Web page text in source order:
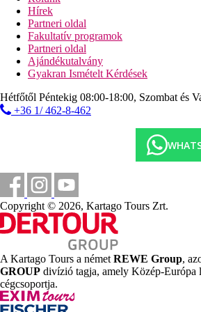
Gyermekek
Pacsirtamedence, játszótér, miniklub,
felár ellenében (kérésre).
Kártyák
VISA, EC/MC.
https://www.sentido.com/en/Sentido-
Akadálymentes közlekedés a területen.
Internet
Ingyenes: Wi-Fi a szállodában.
Hivatalos kategória
4 csillag
Jegyzet
A felsorolt szolgáltatások és
befolyásolhatják az adott úti célon
Hírek
Partneri oldal
Fakultatív programok
Partneri oldal
Ajándékutalvány
Gyakran Ismételt Kérdések
Hétfőtől Péntekig 08:00-18:00, Szombat és
+36 1/ 462-8-462
Copyright © 2026, Kartago Tours Zrt.
A Kartago Tours a német REWE Group,
GROUP divízió tagja, amely Közép-Európa
cégcsoportja.